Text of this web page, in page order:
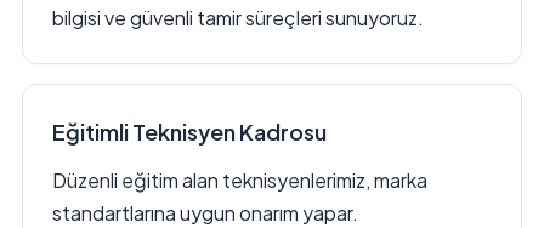
bilgisi ve güvenli tamir süreçleri sunuyoruz.
Eğitimli Teknisyen Kadrosu
Düzenli eğitim alan teknisyenlerimiz, marka
standartlarına uygun onarım yapar.